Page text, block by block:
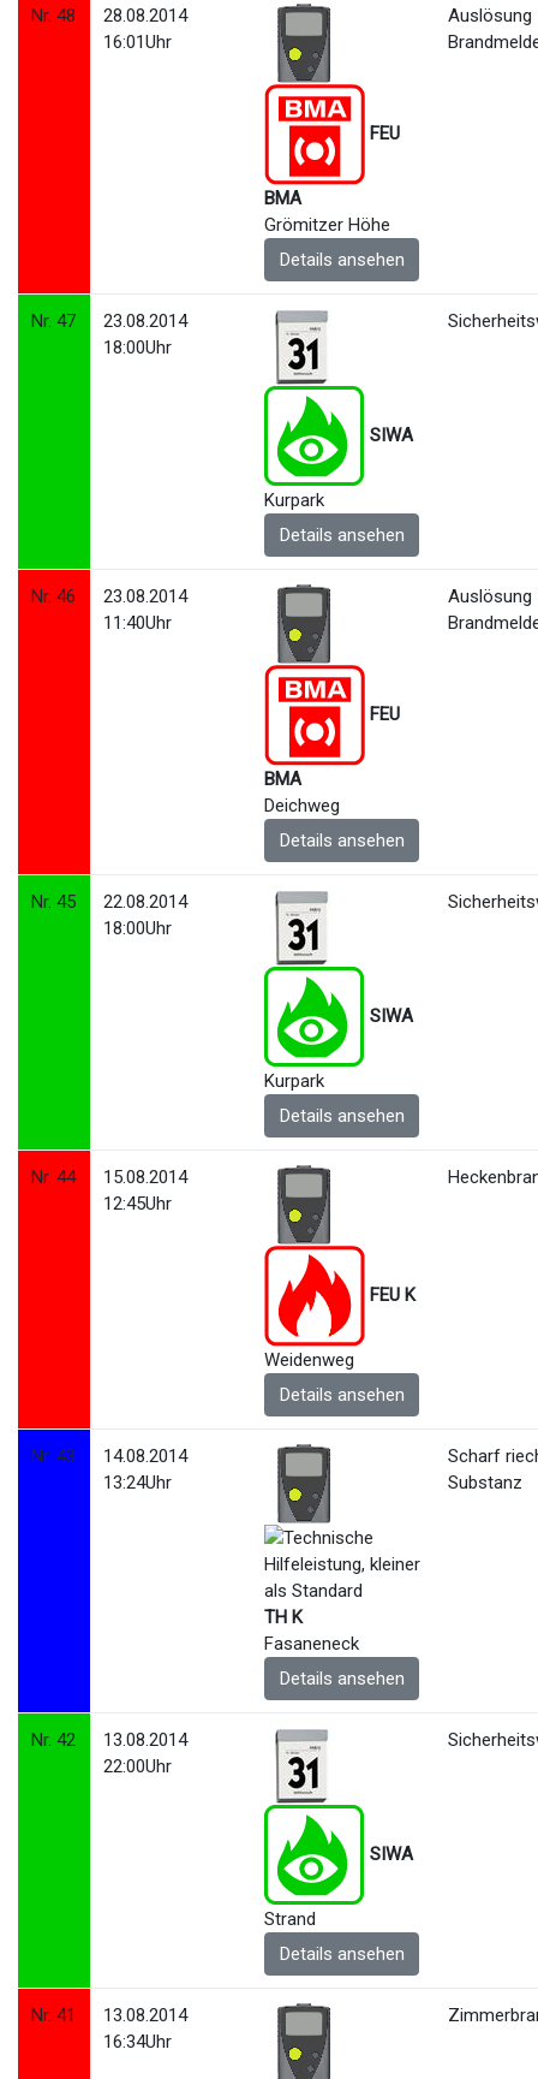
Nr. 48
28.08.2014
16:01Uhr
FEU
BMA
Grömitzer Höhe
Details ansehen
Auslösung
Nr. 47
23.08.2014
18:00Uhr
SIWA
Kurpark
Details ansehen
Nr. 46
23.08.2014
11:40Uhr
FEU
BMA
Deichweg
Details ansehen
Auslösung
Nr. 45
22.08.2014
18:00Uhr
SIWA
Kurpark
Details ansehen
Nr. 44
15.08.2014
12:45Uhr
FEU K
Weidenweg
Details ansehen
Nr. 43
14.08.2014
13:24Uhr
TH K
Fasaneneck
Details ansehen
Scharf
Substanz
Nr. 42
13.08.2014
22:00Uhr
SIWA
Strand
Details ansehen
Nr. 41
13.08.2014
16:34Uhr